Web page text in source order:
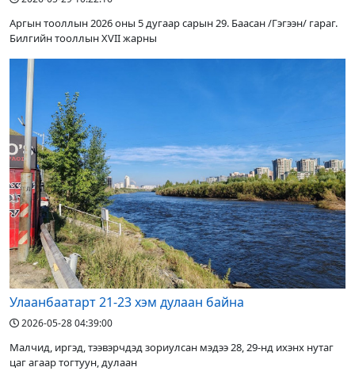
Аргын тооллын 2026 оны 5 дугаар сарын 29. Баасан /Гэгээн/ гараг.
Билгийн тооллын XVII жарны
Улаанбаатарт 21-23 хэм дулаан байна
2026-05-28 04:39:00
Малчид, иргэд, тээвэрчдэд зориулсан мэдээ 28, 29-нд ихэнх нутаг
цаг агаар тогтуун, дулаан